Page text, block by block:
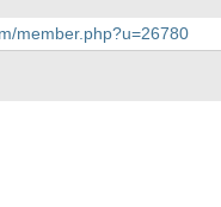
member.php?u=26780